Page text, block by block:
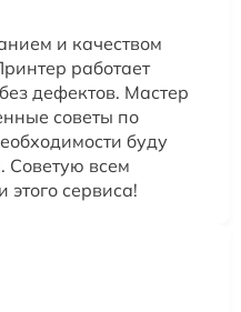
и качеством
работает
дефектов. Мастер
советы по
буду
Советую всем
этого сервиса!